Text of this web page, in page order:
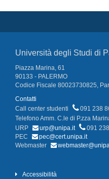
Università degli Studi di
Piazza Marina, 61
90133 - PALERMO
Codice Fiscale 80023730825,
Contatti
Call center studenti
091 238
Telefono Amm. C.le di P.zza
URP
urp@unipa.it
091
PEC
pec@cert.unipa.it
Webmaster
Accessibilità